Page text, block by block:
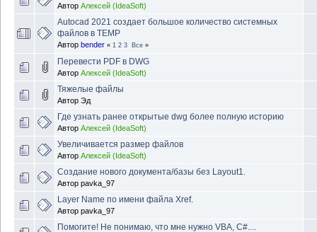
Автор Алексей (IdeaSoft)
Autocad 2021 создает большое количество системных
файлов в TEMP
Автор bender « 1 2 3 Все »
Перевести PDF в DWG
Автор Алексей (IdeaSoft)
Тяжелые файлы
Автор Эд
Где узнать ранее открытые dwg более полную историю
Автор Алексей (IdeaSoft)
Увеличивается размер файлов
Автор Алексей (IdeaSoft)
Создание нового документа/базы без Layout1.
Автор pavka_97
Layer Name по имени файла Xref.
Автор pavka_97
Помогите! Не понимаю, что мне нужно VBA, C#....